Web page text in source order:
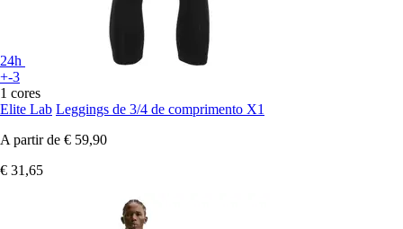
24h
+-3
1 cores
Elite Lab Leggings de 3/4 de comprimento X1
A partir de € 59,90
€ 31,65